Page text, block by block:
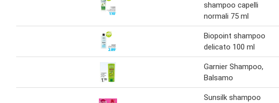
shampoo capelli
normali 75 ml
Biopoint shampoo
delicato 100 ml
Garnier Shampoo,
Balsamo
Sunsilk shampoo